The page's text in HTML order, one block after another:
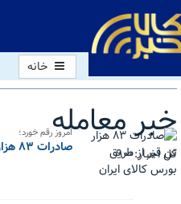
خانه
خبر معامله
کل اخبار:900
امروز رقم خورد؛
صادرات ۸۳ هزار تن قیر از طریق بورس کالای ایران